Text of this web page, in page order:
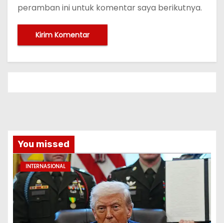
peramban ini untuk komentar saya berikutnya.
You missed
INTERNASIONAL